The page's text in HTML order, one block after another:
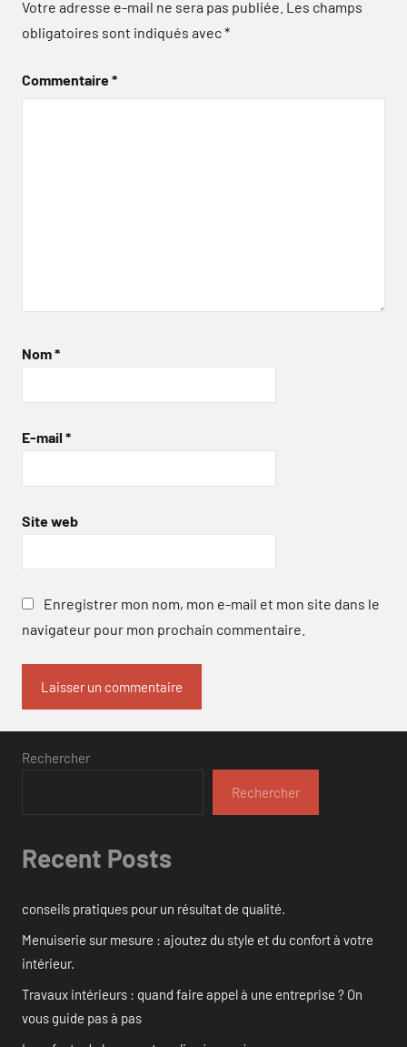
Votre adresse e-mail ne sera pas publiée. Les champs
obligatoires sont indiqués avec*
Commentaire*
Nom*
E-mail *
Site web
Enregistrer mon nom, mon e-mail et mon site dans le
navigateur pour mon prochain commentaire.
Rechercher
Rechercher
Recent Posts
conseils pratiques pour un résultat de qualité.
Menuiserie sur mesure : ajoutez du style et du confort à votre
intérieur.
Travaux intérieurs : quand faire appel à une entreprise ? On
vous guide pas à pas